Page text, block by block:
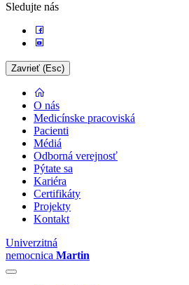
Sledujte nás
Zavrieť (Esc)
O nás
Medicínske pracoviská
Pacienti
Médiá
Odborná verejnosť
Pýtate sa
Kariéra
Certifikáty
Projekty
Kontakt
Univerzitná
nemocnica Martin